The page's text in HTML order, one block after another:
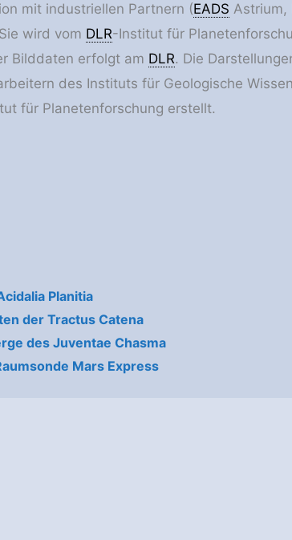
mit industriellen Partnern (EADS Astrium,
wird vom DLR-Institut für
Bilddaten erfolgt am DLR. Die
des Instituts für Geologische
für Planetenforschung erstellt.
Planitia
der Tractus Catena
des Juventae Chasma
Mars Express